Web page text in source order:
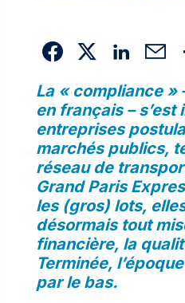
La « compliance »
en français – s’est
entreprises
marchés publics,
réseau de
Grand Paris
les (gros) lots,
désormais tout
financière, la
Terminée,
par le bas.